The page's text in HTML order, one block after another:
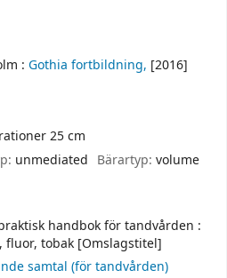
: Gothia fortbildning, [2016]
25 cm
unmediated Bärartyp: volume
handbok för tandvården :
fluor, tobak [Omslagstitel]
samtal (för tandvården)